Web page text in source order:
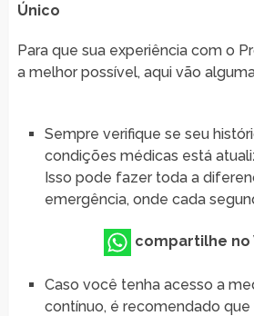
Único
Para que sua experiência com o
a melhor possível, aqui vão
Sempre verifique se seu
condições médicas está
Isso pode fazer toda a
emergência, onde cada
compartilhe no
Caso você tenha acesso a
contínuo, é recomendado